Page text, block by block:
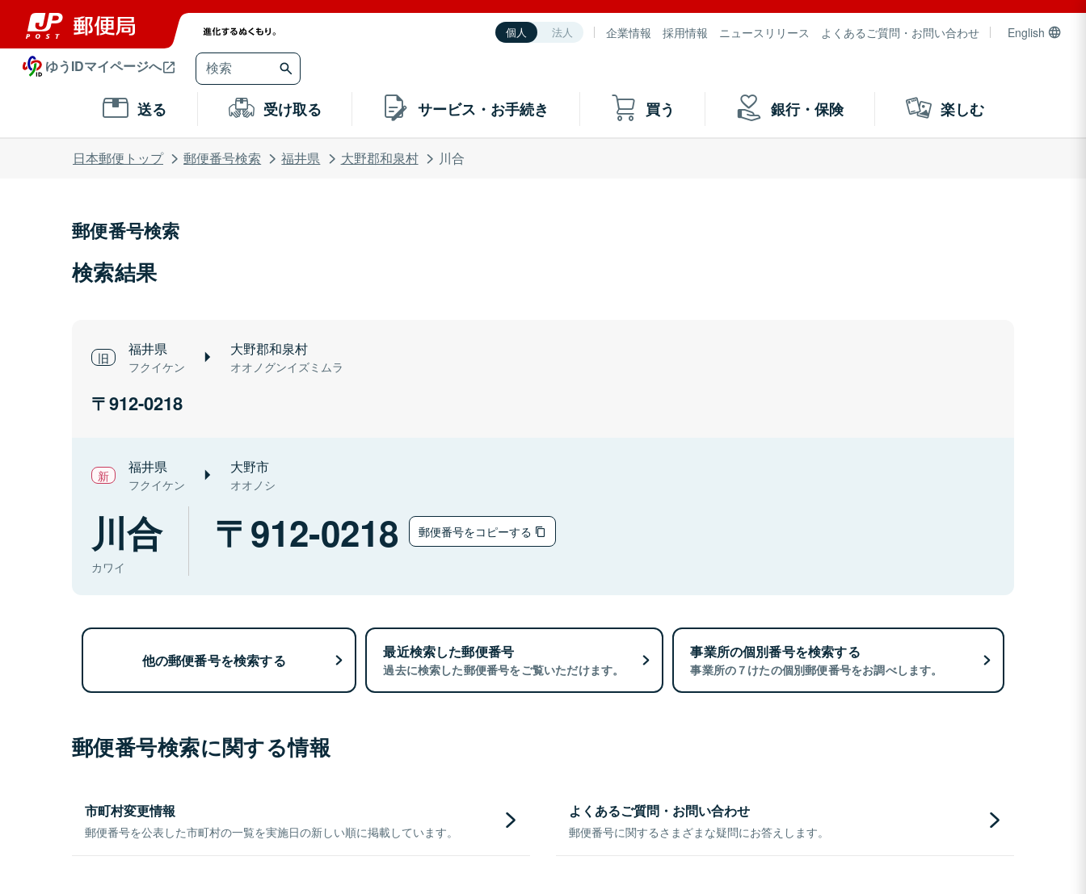
個人 法人 企業情報 採用情報 ニュースリリース よくあるご質問・お問い合わせ English
ゆうIDマイページへ
送る 受け取る サービス・お手続き 買う 銀行・保険 楽しむ
日本郵便トップ 郵便番号検索 福井県 大野郡和泉村 川合
郵便番号検索
検索結果
福井県
フクイケン
大野郡和泉村
オオノグンイズミムラ
912-0218
福井県
フクイケン
大野市
オオノシ
川合
カワイ
912-0218 郵便番号をコピーする
他の郵便番号を検索する 最近検索した郵便番号
過去に検索した郵便番号をご覧いただけます。
事業所の個別番号を検索する
事業所の７けたの個別郵便番号をお調べします。
郵便番号検索に関する情報
市町村変更情報
郵便番号を公表した市町村の一覧を実施日の新しい順に掲載しています。
よくあるご質問・お問い合わせ
郵便番号に関するさまざまな疑問にお答えします。